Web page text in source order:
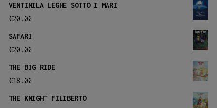
VENTIMILA LEGHE SOTTO I MARI
€20.00
SAFARI
€20.00
THE BIG RIDE
€18.00
THE KNIGHT FILIBERTO